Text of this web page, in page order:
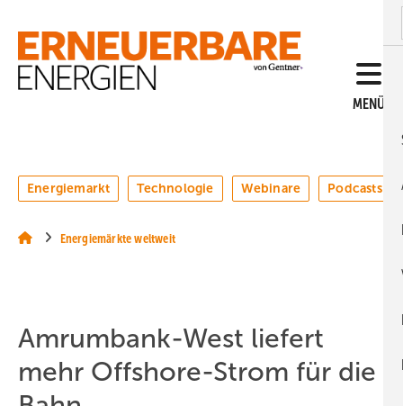
Hauptinhalt
Hauptmenü
SiteSearch
MENÜ
Energiemarkt Technologie Webinare Podcasts
Energiemärkte weltweit
Amrumbank-West liefert
mehr Offshore-Strom für die